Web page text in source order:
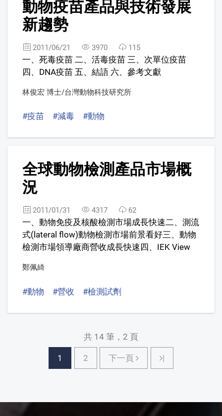
動物疫苗產品與技術發展
新趨勢
2011/06/21 3970 115
一、死毒疫苗 二、活毒疫苗 三、次單位疫苗
四、DNA疫苗 五、結語 六、參考文獻
林俊宏 博士/台灣動物科技研究所
#疫苗 #減毒 #動物
全球動物檢測產品市場概
況
2011/01/31 4317 62
一、動物免疫及核酸檢測市場成長快速二、測流
式(lateral flow)動物檢測市場前景看好三、動物
檢測市場領導廠商營收成長快速四、IEK View
鄭佩綺
#動物 #營收 #檢測試劑
共 14 筆，2 頁
1 2 下一頁 下一頁|